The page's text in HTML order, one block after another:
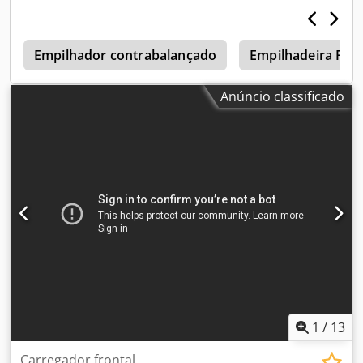
iluminação, * Mastro triplex com elevação total livre,
altura total: 2450, altura de elevação: 5250 mm, pinça
dupla para paletes com deslocação lateral, garfos L: 1200
mm, luzes de trabalho à frente e atrás, transmissão:
conversor de binário, monopedal acionado por pedal, 4x
E TEST DRIVE: * Por marcação em qualquer altura durante
o horário de funcionamento: De segunda a sexta-feira. *
Empilhador contrabalançado Empilhadeira
Anúncio classificado
1 / 13